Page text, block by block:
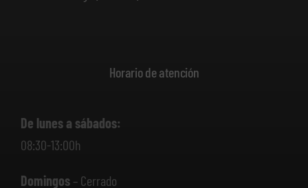
Horario de atención
De lunes a sábados:
08:30-13:00h
Domingos– Cerrado